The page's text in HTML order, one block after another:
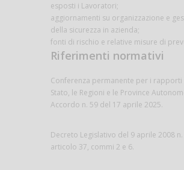
esposti i Lavoratori;
aggiornamenti su organizzazione e
della sicurezza in azienda;
fonti di rischio e relative misure di
Riferimenti normativi
Conferenza permanente per i rapporti
Stato, le Regioni e le Province
Accordo n. 59 del 17 aprile 2025.
Decreto Legislativo del 9 aprile 2008 n.
articolo 37, commi 2 e 6.